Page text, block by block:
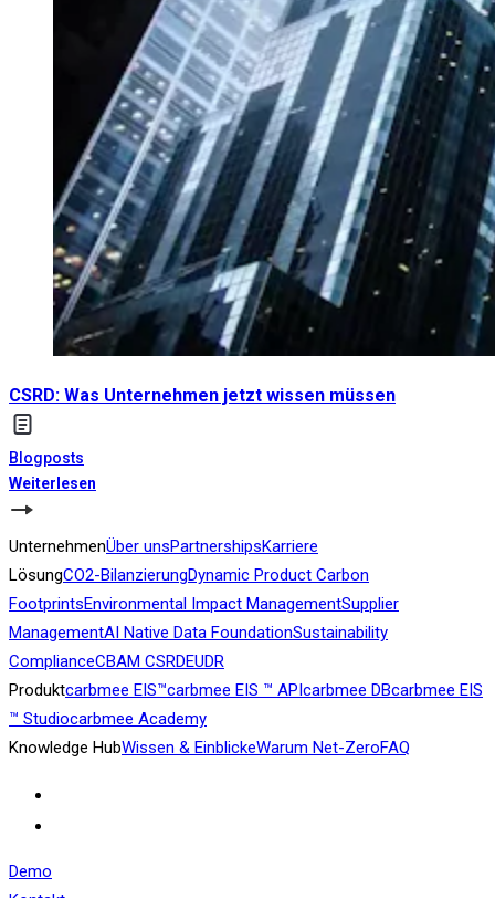
CSRD: Was Unternehmen jetzt wissen müssen
Blogposts
Weiterlesen
UnternehmenÜber unsPartnershipsKarriere
LösungCO2-BilanzierungDynamic Product Carbon
FootprintsEnvironmental Impact ManagementSupplier
ManagementAI Native Data FoundationSustainability
ComplianceCBAM CSRDEUDR
Produktcarbmee EIS™carbmee EIS ™ API carbmee DBcarbmee EIS
™ Studiocarbmee Academy
Knowledge HubWissen & EinblickeWarum Net-ZeroFAQ
Demo